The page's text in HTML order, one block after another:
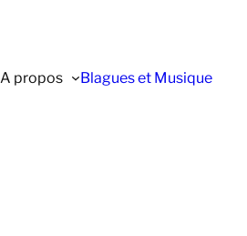
A propos Blagues et Musique